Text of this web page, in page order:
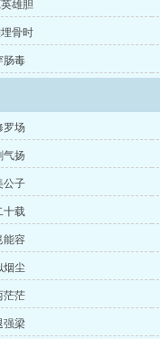
雄胆
骨时
肠毒
罗场
气扬
公子
十载
能容
烟尘
茫茫
强梁